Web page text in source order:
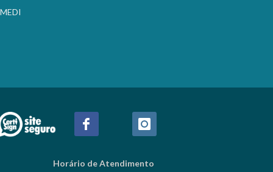
Horário de Atendimento